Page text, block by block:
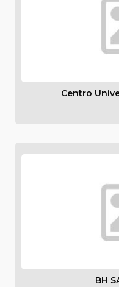
Centro
BH